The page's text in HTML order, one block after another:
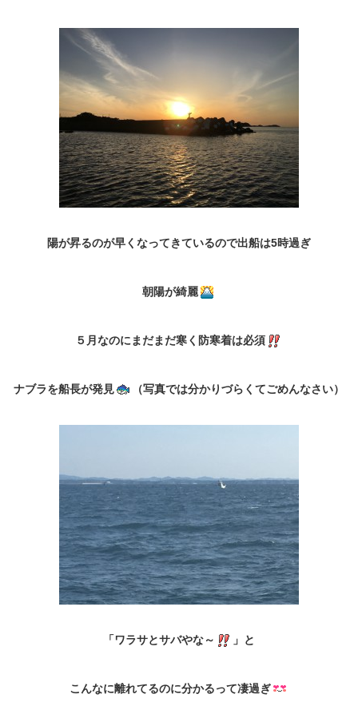
陽が昇るのが早くなってきているので出船は5時過ぎ
朝陽が綺麗
５月なのにまだまだ寒く防寒着は必須
ナブラを船長が発見 （写真では分かりづらくてごめんなさい）
「ワラサとサバやな～ 」と
こんなに離れてるのに分かるって凄過ぎ